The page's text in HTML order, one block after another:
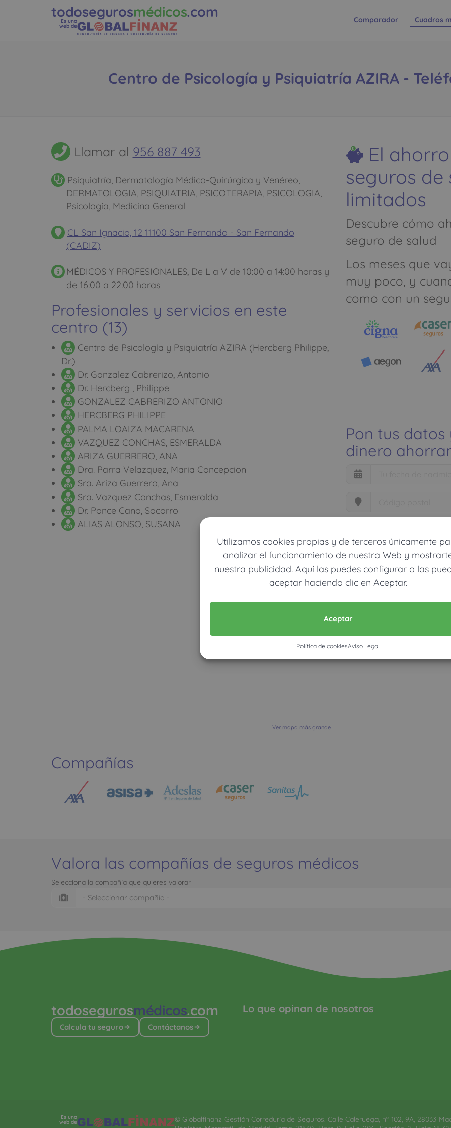
Utilizamos cookies propias y de terceros únicamente
analizar el funcionamiento de nuestra Web y
nuestra publicidad.Aquí las puedes configurar o las
aceptar haciendo clic en Aceptar.
Aceptar
Política de cookiesAviso Legal
todosegurosmédicos.com
Es una
web de
Comparador Cuadros
Centro de Psicología y Psiquiatría AZIRA -
Llamar al 956 887 493
Psiquiatría, Dermatología Médico-Quirúrgica y Venéreo,
DERMATOLOGIA, PSIQUIATRIA, PSICOTERAPIA, PSICOLOGIA,
Psicología, Medicina General
CL San Ignacio, 12 11100 San Fernando - San Fernando
(CADIZ)
MÉDICOS Y PROFESIONALES, De L a V de 10:00 a 14:00 horas y
de 16:00 a 22:00 horas
Profesionales y servicios en este
centro (13)
Centro de Psicología y Psiquiatría AZIRA (Hercberg Philippe,
Dr.)
Dr. Gonzalez Cabrerizo, Antonio
Dr. Hercberg , Philippe
GONZALEZ CABRERIZO ANTONIO
HERCBERG PHILIPPE
PALMA LOAIZA MACARENA
VAZQUEZ CONCHAS, ESMERALDA
ARIZA GUERRERO, ANA
Dra. Parra Velazquez, Maria Concepcion
Sra. Ariza Guerrero, Ana
Sra. Vazquez Conchas, Esmeralda
Dr. Ponce Cano, Socorro
ALIAS ALONSO, SUSANA
Ver mapa más grande
Compañías
El
seguros
limitados
Descubre cómo
seguro de salud
Los meses que
muy poco, y
como con un
Pon tus
dinero
Móvil (Enviamos resultados vía
Acepto la nota legal y RGPD
Solo usamos estos datos para
Valora las compañías de seguros médicos
Selecciona la compañía que quieres valorar
todosegurosmédicos.com
Calcula tu seguro Contáctanos
Lo que opinan de nosotros
Es una
web de
© Globalfinanz Gestión Correduría de Seguros. Calle Caleruega, nº 102, 9A, 28033